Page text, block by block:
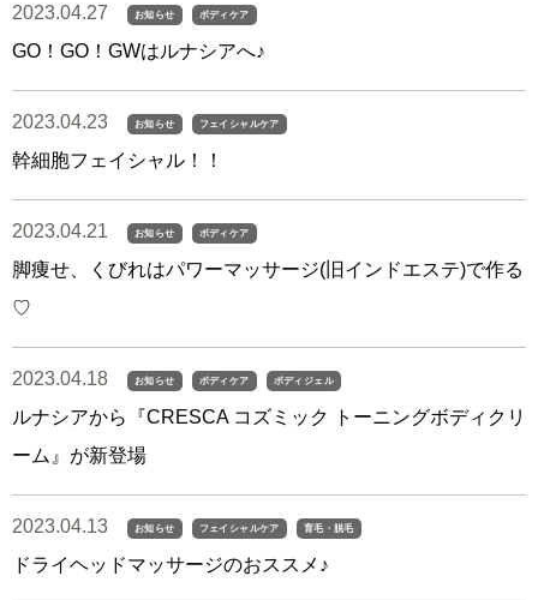
2023.04.27 お知らせ ボディケア
GO！GO！GWはルナシアへ♪
2023.04.23 お知らせ フェイシャルケア
幹細胞フェイシャル！！
2023.04.21 お知らせ ボディケア
脚痩せ、くびれはパワーマッサージ(旧インドエステ)で作る
♡
2023.04.18 お知らせ ボディケア ボディジェル
ルナシアから『CRESCA コズミック トーニングボディクリ
ーム』が新登場
2023.04.13 お知らせ フェイシャルケア 育毛・脱毛
ドライヘッドマッサージのおススメ♪